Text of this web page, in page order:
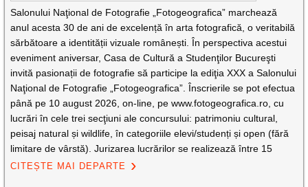
Salonului Naţional de Fotografie „Fotogeografica” marchează
anul acesta 30 de ani de excelență în arta fotografică, o veritabilă
sărbătoare a identității vizuale românești. În perspectiva acestui
eveniment aniversar, Casa de Cultură a Studenţilor Bucureşti
invită pasionații de fotografie să participe la ediţia XXX a Salonului
Naţional de Fotografie „Fotogeografica”. Înscrierile se pot efectua
până pe 10 august 2026, on-line, pe www.fotogeografica.ro, cu
lucrări în cele trei secţiuni ale concursului: patrimoniu cultural,
peisaj natural și wildlife, în categoriile elevi/studenți și open (fără
limitare de vârstă). Jurizarea lucrărilor se realizează între 15
CITEȘTE MAI DEPARTE